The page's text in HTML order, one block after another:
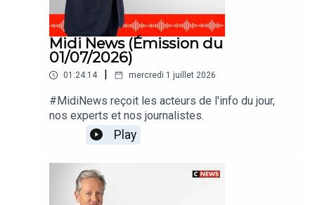
Midi News (Émission du
01/07/2026)
01:24:14 mercredi 1 juillet 2026
#MidiNews reçoit les acteurs de l'info du jour,
nos experts et nos journalistes.
Play